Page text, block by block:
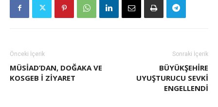
Önceki İçerik
MÜSİAD’DAN, DOĞAKA VE
KOSGEB I ZIYARET
Sonraki İçerik
BÜYÜKŞEHIRE
UYUŞTURUCU SEVKI
ENGELLENDI